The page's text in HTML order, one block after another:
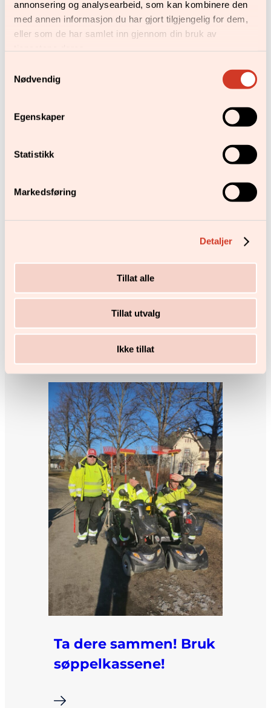
annonsering og analysearbeid, som kan kombinere den
med annen informasjon du har gjort tilgjengelig for dem,
eller som de har samlet inn gjennom din bruk av
Nødvendig
Egenskaper
Statistikk
Markedsføring
Detaljer
Tillat alle
Tillat utvalg
Ikke tillat
Forskerkurs ved
Høgskolen i Østfold
i
Plankebyen kafé – rett
utenfor kjernen av
sentrum
Ta dere sammen! Bruk
søppelkassene!
i